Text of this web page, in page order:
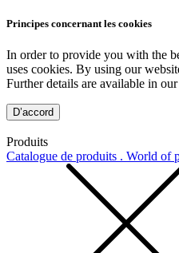
Principes concernant les cookies
In order to provide you with the
uses cookies. By using our
Further details are available in our
D’accord
Produits
Catalogue de produits . World of